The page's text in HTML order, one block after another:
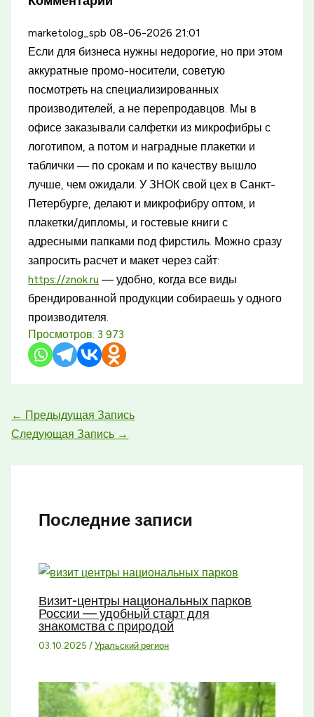
marketolog_spb 08-06-2026 21:01
Если для бизнеса нужны недорогие, но при этом
аккуратные промо-носители, советую
посмотреть на специализированных
производителей, а не перепродавцов. Мы в
офисе заказывали салфетки из микрофибры с
логотипом, а потом и наградные плакетки и
таблички — по срокам и по качеству вышло
лучше, чем ожидали. У ЗНОК свой цех в Санкт-
Петербурге, делают и микрофибру оптом, и
плакетки/дипломы, и гостевые книги с
адресными папками под фирстиль. Можно сразу
запросить расчет и макет через сайт:
https://znok.ru — удобно, когда все виды
брендированной продукции собираешь у одного
производителя.
Просмотров: 3 973
← Предыдущая Запись
Следующая Запись →
Последние записи
Визит-центры национальных парков
России — удобный старт для
знакомства с природой
03.10.2025/Уральский регион